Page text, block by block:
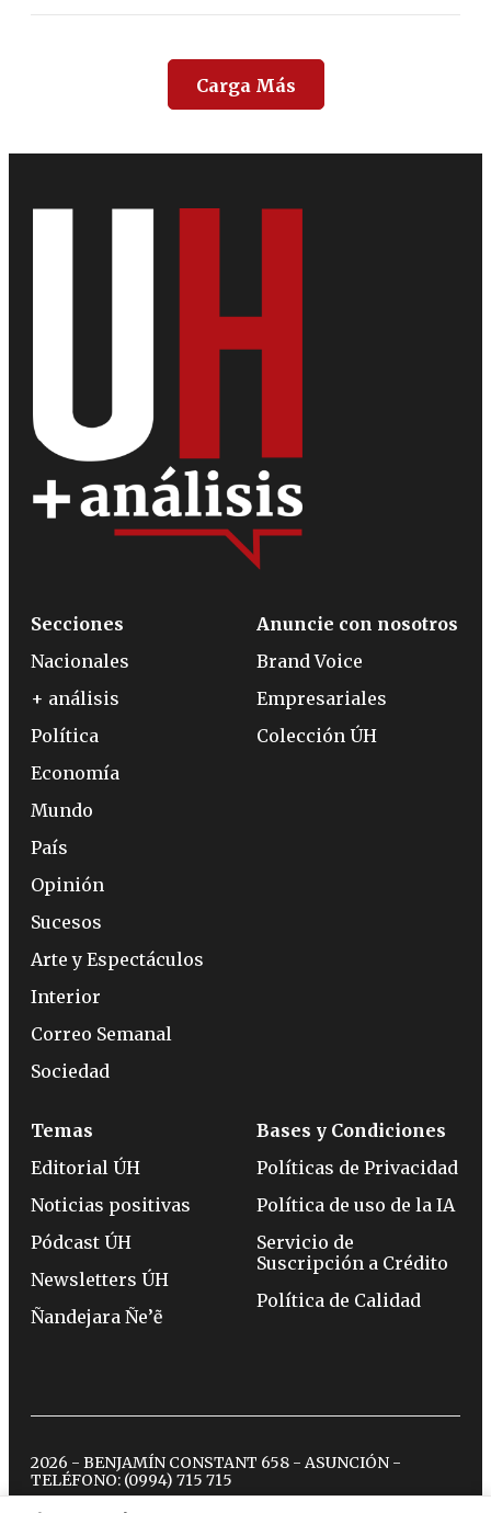
Carga Más
Secciones
Nacionales
+ análisis
Política
Economía
Mundo
País
Opinión
Sucesos
Arte y Espectáculos
Interior
Correo Semanal
Sociedad
Anuncie con nosotros
Brand Voice
Empresariales
Colección ÚH
Temas
Editorial ÚH
Noticias positivas
Pódcast ÚH
Newsletters ÚH
Ñandejara Ñe’ẽ
Bases y Condiciones
Políticas de Privacidad
Política de uso de la IA
Servicio de
Suscripción a Crédito
Política de Calidad
2026 - BENJAMÍN CONSTANT 658 - ASUNCIÓN -
TELÉFONO: (0994) 715 715